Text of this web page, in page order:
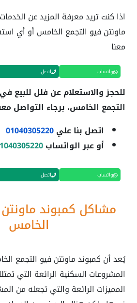
اذا كنت تريد معرفة المزيد عن
ماونتن فيو التجمع الخامس أو أي
معنا
واتساب اتصل
للحجز والاستعلام عن فلل للبيع
التجمع الخامس، برجاء التواصل
اتصل بنا علي01040305220
أو عبر الواتساب
واتساب اتصل
مشاكل كمبوند
الخامس
يُعد أن كمبوند ماونتن فيو التجمع
المشروعات السكنية الرائعة التي
المميزات الرائعة والتي تجعله من